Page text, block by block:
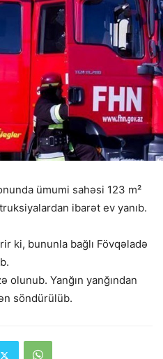
ümumi sahəsi 123 m²
ibarət ev yanıb.
ki, bununla bağlı Fövqəladə
olunub. Yanğın yanğından
söndürülüb.